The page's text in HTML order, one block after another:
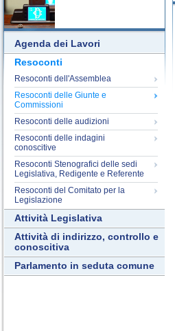
Agenda dei Lavori
Resoconti
Resoconti dell'Assemblea
Resoconti delle Giunte e
Commissioni
Resoconti delle audizioni
Resoconti delle indagini
conoscitive
Resoconti Stenografici delle sedi
Legislativa, Redigente e Referente
Resoconti del Comitato per la
Legislazione
Attività Legislativa
Attività di indirizzo, controllo e
conoscitiva
Parlamento in seduta comune